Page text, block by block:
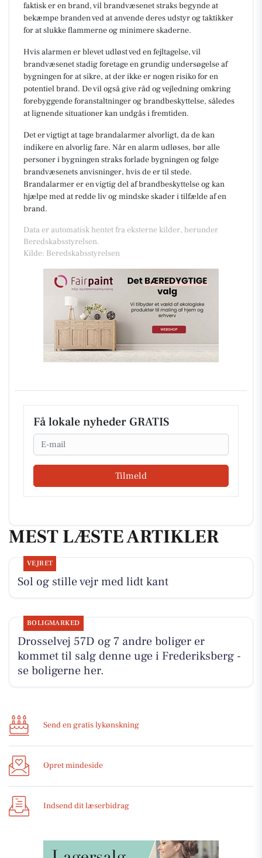
faktisk er en brand, vil brandvæsenet straks begynde at
bekæmpe branden ved at anvende deres udstyr og taktikker
for at slukke flammerne og minimere skaderne.
Hvis alarmen er blevet udløst ved en fejltagelse, vil
brandvæsenet stadig foretage en grundig undersøgelse af
bygningen for at sikre, at der ikke er nogen risiko for en
potentiel brand. De vil også give råd og vejledning omkring
forebyggende foranstaltninger og brandbeskyttelse, således
at lignende situationer kan undgås i fremtiden.
Det er vigtigt at tage brandalarmer alvorligt, da de kan
indikere en alvorlig fare. Når en alarm udløses, bør alle
personer i bygningen straks forlade bygningen og følge
brandvæsenets anvisninger, hvis de er til stede.
Brandalarmer er en vigtig del af brandbeskyttelse og kan
hjælpe med at redde liv og mindske skader i tilfælde af en
brand.
Data er automatisk hentet fra eksterne kilder, herunder
Beredskabsstyrelsen.
Kilde: Beredskabsstyrelsen
Få lokale nyheder GRATIS
Email
Tilmeld
MEST LÆSTE ARTIKLER
VEJRET
Sol og stille vejr med lidt kant
BOLIGMARKED
Drosselvej 57D og 7 andre boliger er
kommet til salg denne uge i Frederiksberg -
se boligerne her.
Send en gratis lykønskning
Opret mindeside
Indsend dit læserbidrag